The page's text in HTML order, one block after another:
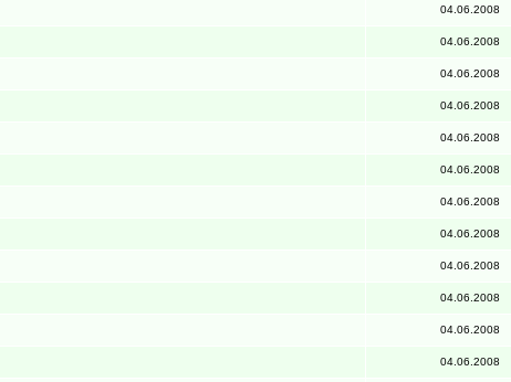
04.06.2008
04.06.2008
04.06.2008
04.06.2008
04.06.2008
04.06.2008
04.06.2008
04.06.2008
04.06.2008
04.06.2008
04.06.2008
04.06.2008